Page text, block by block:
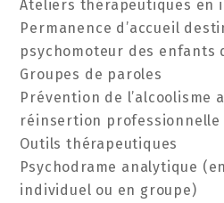
Ateliers thérapeutiques en
Permanence d’accueil
psychomoteur des enfants
Groupes de paroles
Prévention de l’alcoolisme
réinsertion professionnelle
Outils thérapeutiques
Psychodrame analytique
individuel ou en groupe)